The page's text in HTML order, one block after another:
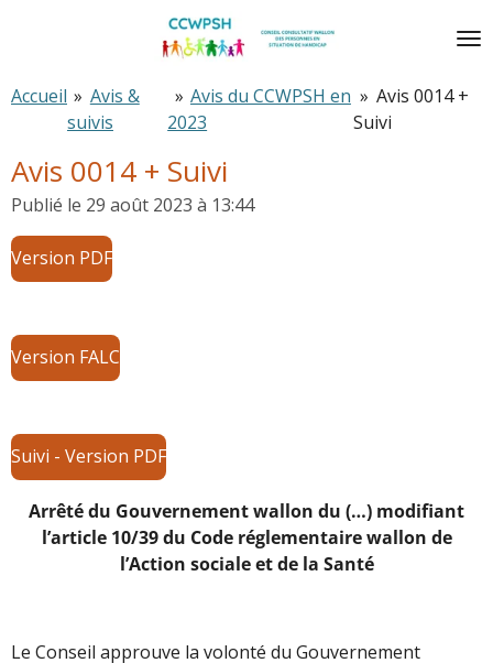
principal
Accueil » Avis &
suivis
» Avis du CCWPSH en
2023
» Avis 0014 +
Suivi
Avis 0014 + Suivi
Publié le 29 août 2023 à 13:44
Version PDF
Version FALC
Suivi - Version PDF
Arrêté du Gouvernement wallon du (…) modifiant
l’article 10/39 du Code réglementaire wallon de
l’Action sociale et de la Santé
Le Conseil approuve la volonté du Gouvernement